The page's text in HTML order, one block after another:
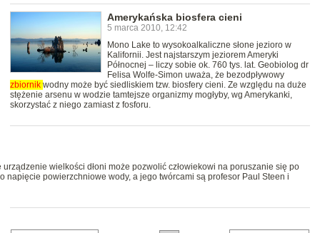
Amerykańska biosfera cieni
5 marca 2010, 12:42
Mono Lake to wysokoalkaliczne słone jezioro w
Kalifornii. Jest najstarszym jeziorem Ameryki
Północnej – liczy sobie ok. 760 tys. lat. Geobiolog dr
Felisa Wolfe-Simon uważa, że bezodpływowy
zbiornik wodny może być siedliskiem tzw. biosfery cieni. Ze względu na duże
stężenie arsenu w wodzie tamtejsze organizmy mogłyby, wg Amerykanki,
skorzystać z niego zamiast z fosforu.
wielkości dłoni może pozwolić człowiekowi na poruszanie się po
napięcie powierzchniowe wody, a jego twórcami są profesor Paul Steen i